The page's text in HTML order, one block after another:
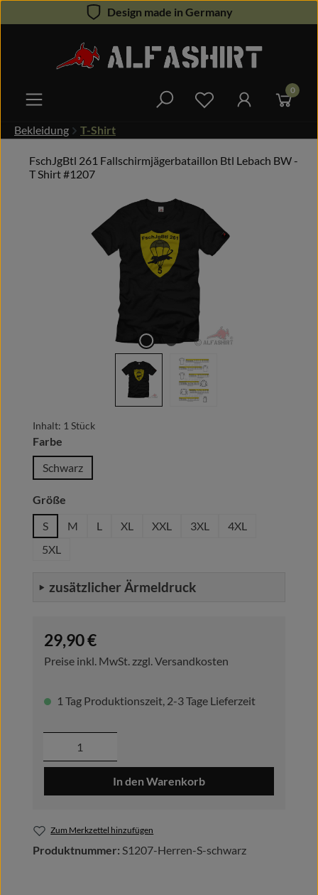
Zum Hauptinhalt springenDesign made in Germany
Du hast 0 0
Bekleidung T-Shirt
FschJgBtl 261 Fallschirmjägerbataillon Btl Lebach BW -
T Shirt #1207
Bildergalerie überspringen
Inhalt: 1 Stück
Farbe
Schwarz
Größe
S
M L XL XXL 3XL
4XL
5XL
zusätzlicher Ärmeldruck
Regulärer Preis:
29,90 €
Preise inkl. MwSt. zzgl. Versandkosten
1 Tag Produktionszeit, 2-3 Tage Lieferzeit
Produkt Anzahl: Gib den gewünschten
In den Warenkorb
Zum Merkzettel hinzufügen
Produktnummer: S1207-Herren-S-schwarz